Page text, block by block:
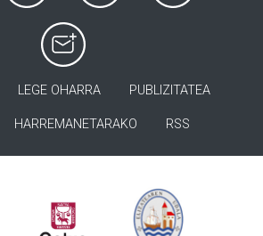
LEGE OHARRA PUBLIZITATEA
HARREMANETARAKO RSS